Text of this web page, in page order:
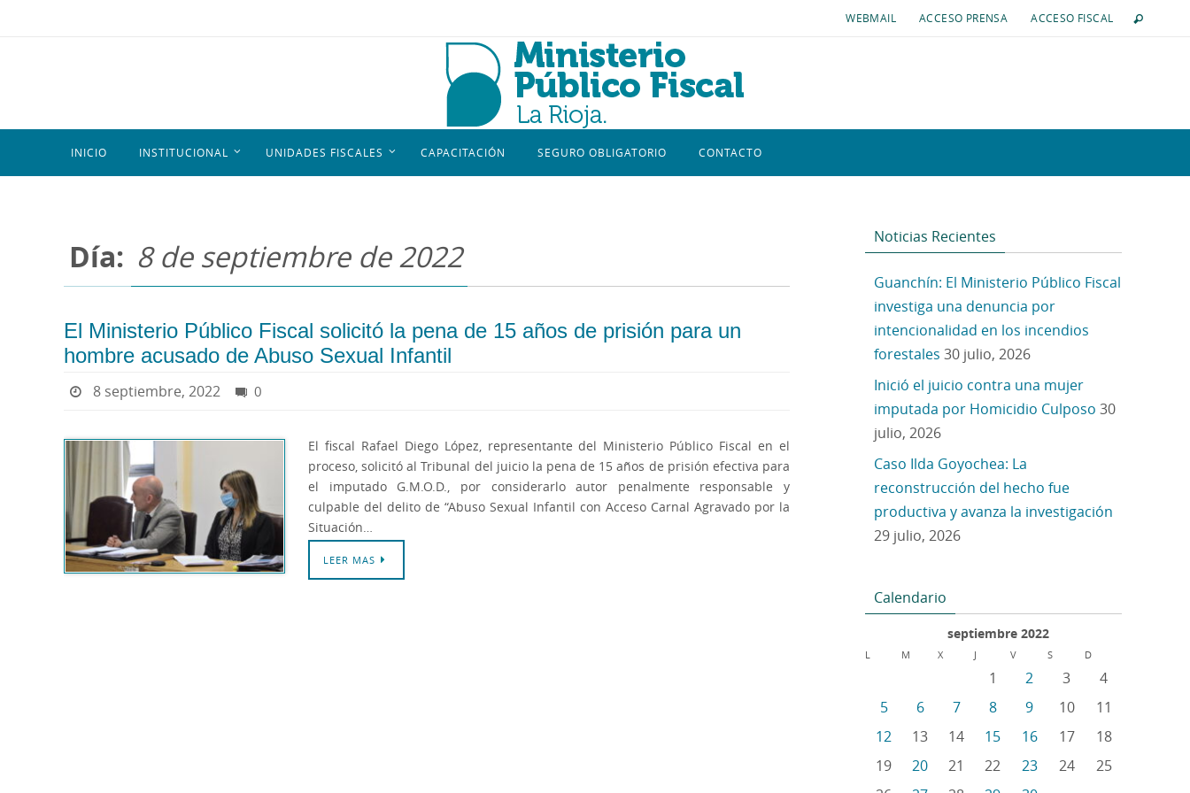
WEBMAIL ACCESO PRENSA ACCESO FISCAL
INICIO INSTITUCIONAL UNIDADES FISCALES CAPACITACIÓN SEGURO OBLIGATORIO CONTACTO
Día: 8 de septiembre de 2022
El Ministerio Público Fiscal solicitó la pena de 15 años de prisión para un
hombre acusado de Abuso Sexual Infantil
8 septiembre, 2022 0
El fiscal Rafael Diego López, representante del Ministerio Público Fiscal en el
proceso, solicitó al Tribunal del juicio la pena de 15 años de prisión efectiva para
el imputado G.M.O.D., por considerarlo autor penalmente responsable y
culpable del delito de “Abuso Sexual Infantil con Acceso Carnal Agravado por la
Situación…
LEER MAS
Noticias Recientes
Guanchín: El Ministerio Público Fiscal
investiga una denuncia por
intencionalidad en los incendios
forestales 30 julio, 2026
Inició el juicio contra una mujer
imputada por Homicidio Culposo 30
julio, 2026
Caso Ilda Goyochea: La
reconstrucción del hecho fue
productiva y avanza la investigación
29 julio, 2026
Calendario
septiembre 2022
L M X J V S D
1 2 3
4
5
6 7 8 9 10
11
12
13 14 15 16 17
18
19
20 21 22 23 24
25